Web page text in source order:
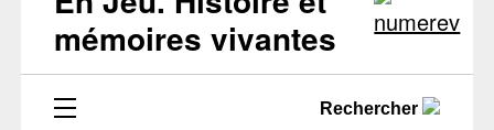
mémoires vivantes
Rechercher